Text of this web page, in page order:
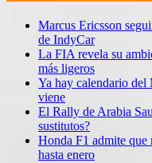
Marcus Ericsson
de IndyCar
La FIA revela su
más ligeros
Ya hay calendario
viene
El Rally de Arabia
sustitutos?
Honda F1 admite que
hasta enero